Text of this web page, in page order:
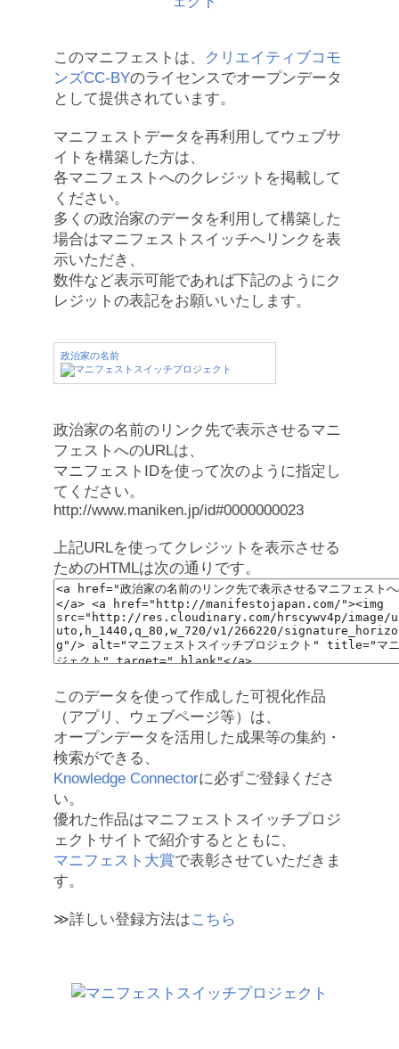
このマニフェストは、
クリエイティブコモ
ンズCC-BYのライセンスでオープンデータ
として提供されています。
マニフェストデータを再利用してウェブサ
イトを構築した方は、
各マニフェストへのクレジットを掲載して
ください。
多くの政治家のデータを利用して構築した
場合はマニフェストスイッチへリンクを表
示いただき、
数件など表示可能であれば下記のようにク
レジットの表記をお願いいたします。
政治家の名前
政治家の名前のリンク先で表示させるマニ
フェストへのURLは、
マニフェストIDを使って次のように指定し
てください。
http://www.maniken.jp/id#0000000023
上記URLを使ってクレジットを表示させる
ためのHTMLは次の通りです。
このデータを使って作成した可視化作品
（アプリ、ウェブページ等）は、
オープンデータを活用した成果等の集約・
検索ができる、
Knowledge Connectorに必ずご登録くださ
い。
優れた作品はマニフェストスイッチプロジ
ェクトサイトで紹介するとともに、
マニフェスト大賞で表彰させていただきま
す。
≫詳しい登録方法はこちら